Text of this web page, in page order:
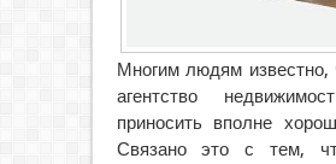
Многим людям известно,
агентство
приносить вполне
Связано это с тем,